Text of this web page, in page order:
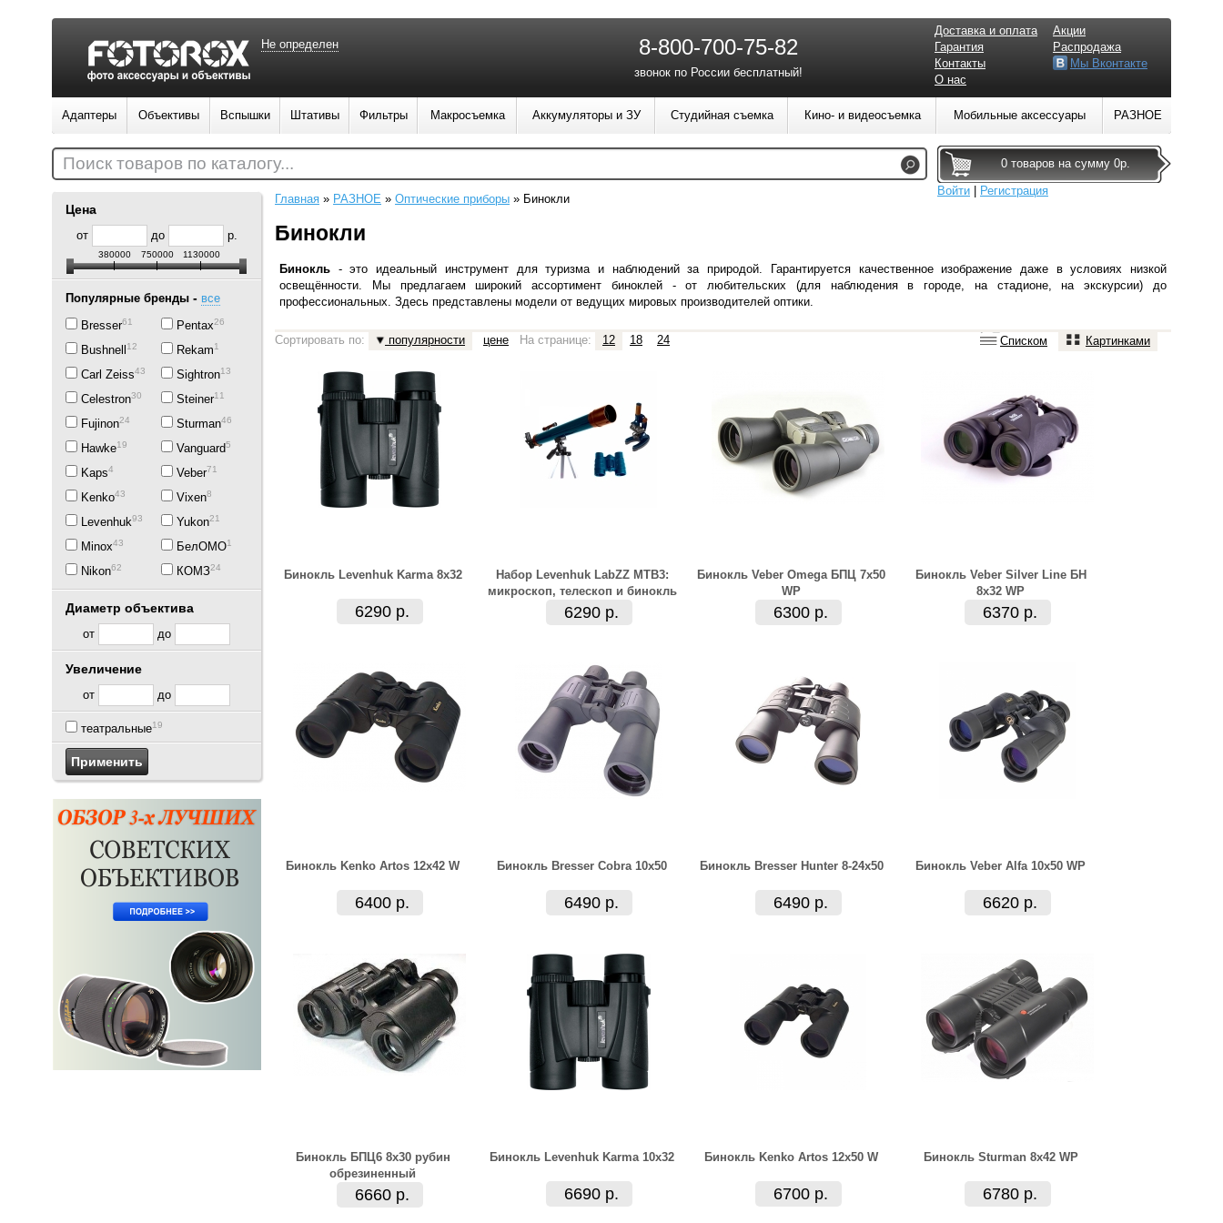
Цена
от до р.
380000 750000 1130000
Популярные бренды - все
Bresser61
Bushnell12
Carl Zeiss43
Celestron30
Fujinon24
Hawke19
Kaps4
Kenko43
Levenhuk93
Minox43
Nikon62
Pentax26
Rekam1
Sightron13
Steiner11
Sturman46
Vanguard5
Veber71
Vixen8
Yukon21
БелОМО1
КОМЗ24
Диаметр объектива
от до
Увеличение
от до
театральные19
Главная » РАЗНОЕ » Оптические приборы » Бинокли
Бинокли
Бинокль -это идеальный инструмент для туризма и наблюдений за природой. Гарантируется качественное изображение даже в условиях низкой
освещённости. Мы предлагаем широкий ассортимент биноклей - от любительских (для наблюдения в городе, на стадионе, на экскурсии) до
профессиональных. Здесь представлены модели от ведущих мировых производителей оптики.
Сортировать по: популярности цене На странице: 12 18 24 Списком Картинками
Бинокль Levenhuk Karma 8x32
6290 р.
Набор Levenhuk LabZZ MTВ3:
микроскоп, телескоп и бинокль
6290 р.
Бинокль Veber Omega БПЦ 7x50
WP
6300 р.
Бинокль Veber Silver Line БН
8x32 WP
6370 р.
Бинокль Kenko Artos 12x42 W
6400 р.
Бинокль Bresser Cobra 10x50
6490 р.
Бинокль Bresser Hunter 8-24x50
6490 р.
Бинокль Veber Alfa 10x50 WP
6620 р.
Бинокль БПЦ6 8x30 рубин
обрезиненный
6660 р.
Бинокль Levenhuk Karma 10x32
6690 р.
Бинокль Kenko Artos 12x50 W
6700 р.
Бинокль Sturman 8x42 WP
6780 р.
Не определен 8-800-700-75-82
звонок по России бесплатный!
Доставка и оплата
Гарантия
Контакты
О нас
Акции
Распродажа
Мы Вконтакте
Адаптеры Объективы Вспышки Штативы Фильтры Макросъемка Аккумуляторы и ЗУ Студийная съемка Кино- и видеосъемка Мобильные аксессуары РАЗНОЕ
0 товаров на сумму 0р.
Войти
Регистрация
Поиск товаров по каталогу...